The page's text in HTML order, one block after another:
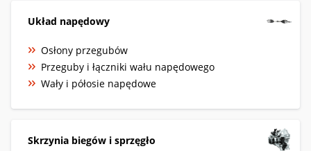
Układ napędowy
Osłony przegubów
Przeguby i łączniki wału napędowego
Wały i półosie napędowe
Skrzynia biegów i sprzęgło